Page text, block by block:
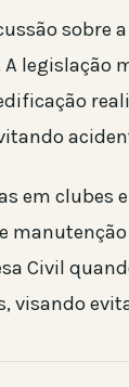
sobre
legislação
em clubes
Civil
visando